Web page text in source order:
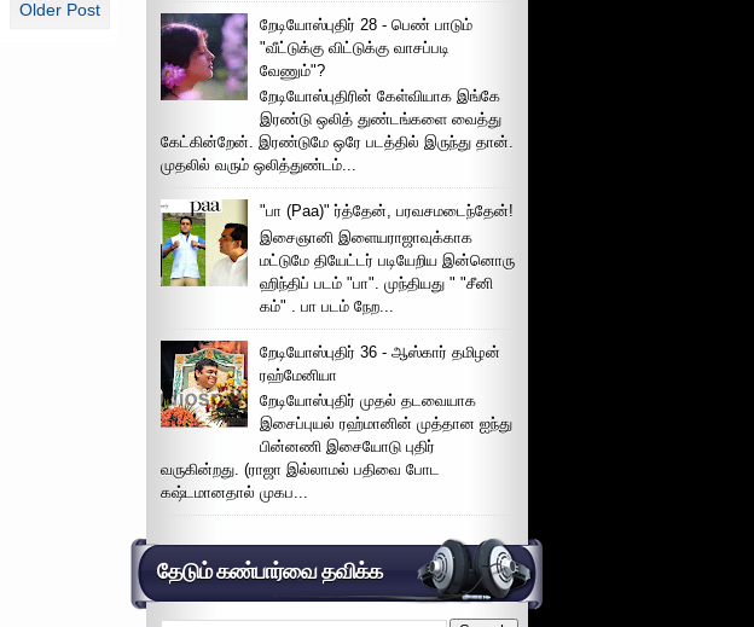
Older Post
றேடியோஸ்புதிர் 28 - பெண் பாடும்
"வீட்டுக்கு விட்டுக்கு வாசப்படி
வேணும்"?
றேடியோஸ்புதிரின் கேள்வியாக இங்கே
இரண்டு ஒலித் துண்டங்களை வைத்து
கேட்கின்றேன். இரண்டுமே ஒரே படத்தில் இருந்து தான்.
முதலில் வரும் ஒலித்துண்டம்...
"பா (Paa)" ர்த்தேன், பரவசமடைந்தேன்!
இசைஞானி இளையராஜாவுக்காக
மட்டுமே தியேட்டர் படியேறிய இன்னொரு
ஹிந்திப் படம் "பா". முந்தியது " "சீனி
கம்" . பா படம் நேற...
றேடியோஸ்புதிர் 36 - ஆஸ்கார் தமிழன்
ரஹ்மேனியா
றேடியோஸ்புதிர் முதல் தடவையாக
இசைப்புயல் ரஹ்மானின் முத்தான ஐந்து
பின்னணி இசையோடு புதிர்
வருகின்றது. (ராஜா இல்லாமல் பதிவை போட
கஷ்டமானதால் முகப...
தேடும் கண்பார்வை தவிக்க